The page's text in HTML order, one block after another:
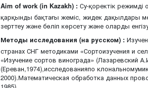
Aim of work (in Kazakh) : Су-қоректік
қарқынды бақтағы жеміс, жидек дақылдары
зерттеу және бөліп көрсету және оларды
Методы исследования (на русском) :
странах СНГ методиками «Сортоизучения и
«Изучение сортов винограда» (Лазаревский
(Ереван,1974),исследованияпо
2000).Математическая обработка данных